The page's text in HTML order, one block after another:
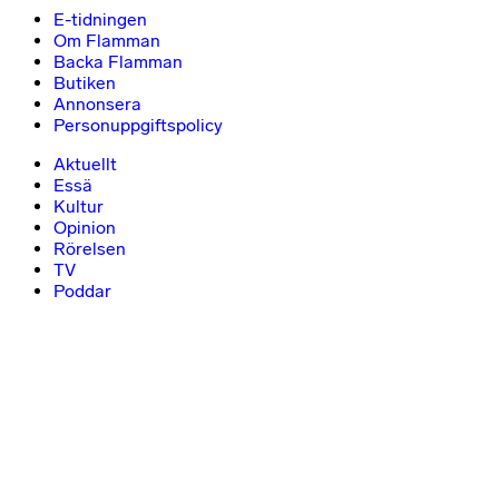
E-tidningen
Om Flamman
Backa Flamman
Butiken
Annonsera
Personuppgiftspolicy
Aktuellt
Essä
Kultur
Opinion
Rörelsen
TV
Poddar